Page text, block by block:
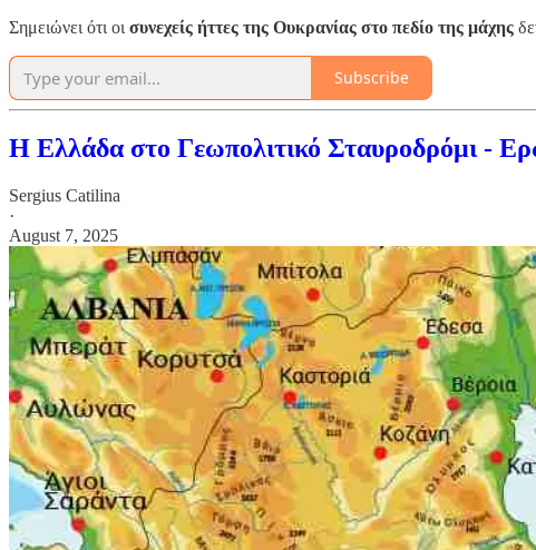
Σημειώνει ότι οι συνεχείς ήττες της Ουκρανίας στο πεδίο της μάχης
Subscribe
Η Ελλάδα στο Γεωπολιτικό Σταυροδρόμι -
Sergius Catilina
·
August 7, 2025